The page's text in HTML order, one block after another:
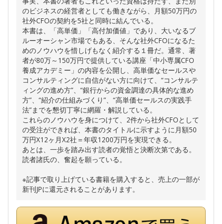
のビジネスの経営者としても働きながら、月額50万円の
社外CFOの契約を5社と同時に結んでいる。
本書は、「高単価」「高付加価値」であり、大いなるブ
ルーオーシャン市場でもある、そんな社外CFOになるた
めのノウハウを惜しげもなく紹介する１冊だ。通常、著
者が80万～150万円で提供している講座「中小専属CFO
養成アカデミー」の内容を公開し、高単価なセールスや
コンサルティングに自信がない方に向けて、“コンサルテ
ィングの進め方”、“銀行からの資金調達の具体的な進め
方”、“紹介の仕組みづくり”、“高単価セールスの実践手
法”までを懇切丁寧に網羅・解説している。
これらのノウハウを身につけて、2件から社外CFOとして
の受注ができれば、本書のタイトルに示すように月額50
万円X12ヶ月X2社＝年収1200万円を実現できる。
あとは、一歩を踏み出す読者の覚悟と決断次第である。
読者諸氏の、奮起を願っている。
※記事で取り上げている書籍を購入すると、売上の一部が
新刊JPに還元されることがあります。